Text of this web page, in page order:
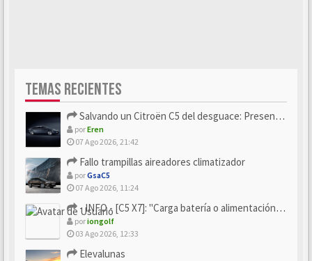
TEMAS RECIENTES
Salvando un Citroën C5 del desguace: Presentación y seguimiento
porEren
07 Ago 2026, 21:42
Fallo trampillas aireadores climatizador
porGsaC5
07 Ago 2026, 11:24
- INFO - [C5 X7]: "Carga batería o alimentación eléctri...
poriongolf
03 Ago 2026, 12:33
Elevalunas